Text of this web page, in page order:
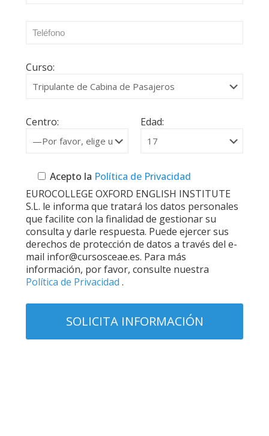
Curso:
Centro: Edad:
Acepto la Política de Privacidad
EUROCOLLEGE OXFORD ENGLISH INSTITUTE
S.L. le informa que tratará los datos personales
que facilite con la finalidad de gestionar su
consulta y darle respuesta. Puede ejercer sus
derechos de protección de datos a través del e-
mail infor@cursosceae.es. Para más
información, por favor, consulte nuestra
Política de Privacidad .